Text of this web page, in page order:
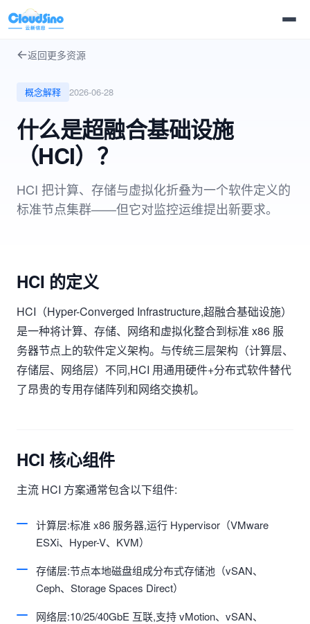
返回更多资源
概念解释 2026-06-28
什么是超融合基础设施
（HCI）？
HCI 把计算、存储与虚拟化折叠为一个软件定义的
标准节点集群——但它对监控运维提出新要求。
HCI 的定义
HCI（Hyper-Converged Infrastructure,超融合基础设施）
是一种将计算、存储、网络和虚拟化整合到标准 x86 服
务器节点上的软件定义架构。与传统三层架构（计算层、
存储层、网络层）不同,HCI 用通用硬件+分布式软件替代
了昂贵的专用存储阵列和网络交换机。
HCI 核心组件
主流 HCI 方案通常包含以下组件:
计算层:标准 x86 服务器,运行 Hypervisor（VMware
ESXi、Hyper-V、KVM）
存储层:节点本地磁盘组成分布式存储池（vSAN、
Ceph、Storage Spaces Direct）
网络层:10/25/40GbE 互联,支持 vMotion、vSAN、